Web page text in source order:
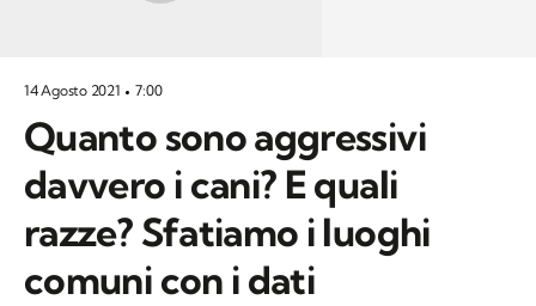
14 Agosto 2021 7:00
Quanto sono aggressivi
davvero i cani? E quali
razze? Sfatiamo i luoghi
comuni con i dati